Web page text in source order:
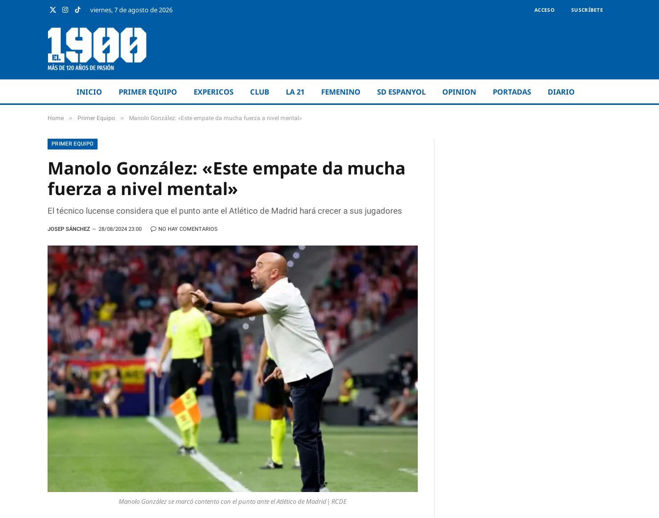
X
Instagram
TikTokviernes, 7 de agosto de 2026 ACCESO SUSCRÍBETE
INICIO PRIMER EQUIPO EXPERICOS CLUB LA 21 FEMENINO SD ESPANYOL OPINION PORTADAS DIARIO
Home » Primer Equipo » Manolo González: «Este empate da mucha fuerza a nivel mental»
PRIMER EQUIPO
Manolo González: «Este empate da mucha
fuerza a nivel mental»
El técnico lucense considera que el punto ante el Atlético de Madrid hará crecer a sus jugadores
JOSEP SÁNCHEZ 28/08/2024 23:00 NO HAY COMENTARIOS
Manolo González se marcó contento con el punto ante el Atlético de Madrid| RCDE